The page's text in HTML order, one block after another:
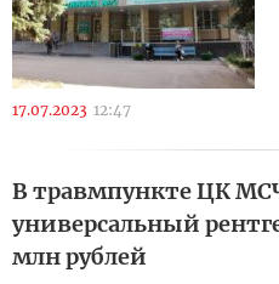
17.07.2023 12:47
В травмпункте ЦК
универсальный
млн рублей